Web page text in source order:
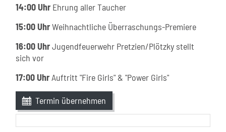
14:00 Uhr Ehrung aller Taucher
15:00 UhrWeihnachtliche Überraschungs-Premiere
16:00 UhrJugendfeuerwehr Pretzien/Plötzky stellt
sich vor
17:00 UhrAuftritt "Fire Girls" & "Power Girls"
Termin übernehmen